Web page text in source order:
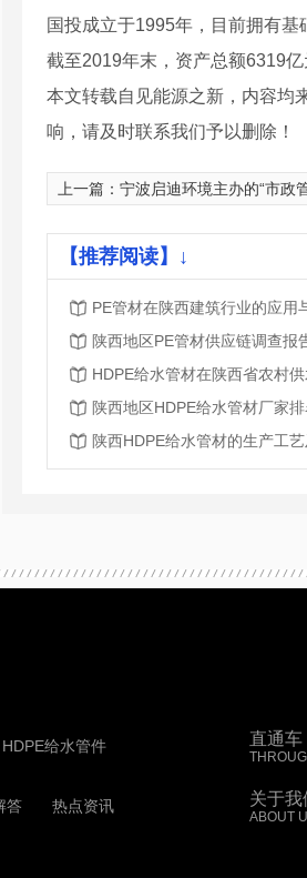
国投成立于1995年，目前拥有
截至2019年末，资产总额6319
本文转载自见能源之新，内容均
响，请及时联系我们予以删除！
上一篇： 宁波启迪环境主办的“市政管网**技术
【推荐阅读】↓
PE管材在陕西建筑行业的应用
陕西地区PE管材供应链调查报
陕西地区HDPE给水管材厂家
陕西HDPE给水管材的生产工
HDPE给水管件
直通车
答 热点资讯 关于我
ABOUT